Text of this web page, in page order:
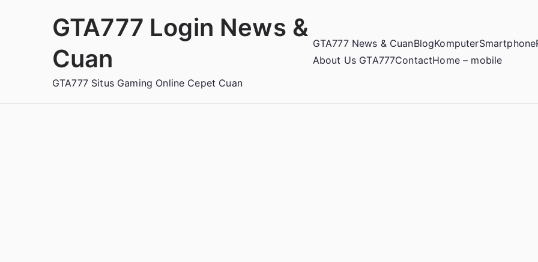
GTA777 Login News &
Cuan
GTA777 Situs Gaming Online Cepet Cuan
GTA777 News & CuanBlogKomputerSmartphone
About Us GTA777ContactHome – mobile